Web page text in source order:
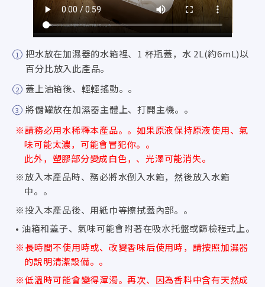
把水放在加濕器的水箱裡、1 杯瓶蓋，水 2L(約6mL)以
百分比放入此產品。
蓋上油箱後、輕輕搖動。。
將儲罐放在加濕器主體上、打開主機。。
※請務必用水稀釋本產品。。如果原液保持原液使用、氣
味可能太濃，可能會冒犯你。。
此外，塑膠部分變成白色，、光澤可能消失。
※放入本產品時、務必將水倒入水箱，然後放入水箱
中。。
※投入本產品後、用紙巾等擦拭蓋內部。。
• 油箱和蓋子、氣味可能會附著在吸水托盤或篩檢程式上。
※長時間不使用時或、改變香味后使用時，請按照加濕器
的說明清潔設備。。
※低溫時可能會變得渾濁。再次、因為香料中含有天然成